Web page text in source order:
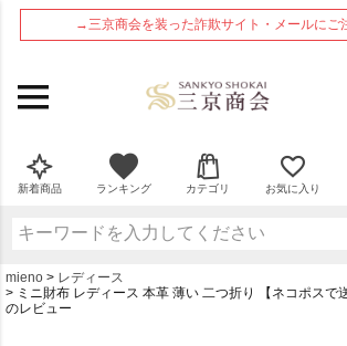
→三京商会を装った詐欺サイト・メールにご
新着商品 ランキング カテゴリ お気に入り
mieno
レディース
ミニ財布 レディース 本革 薄い 二つ折り 【ネコポス
のレビュー